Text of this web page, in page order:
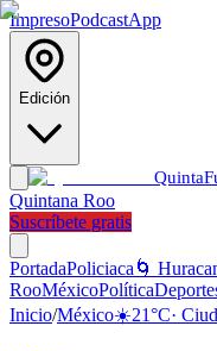
ImpresoPodcastApp
Edición
Quinta
Quintana Roo
Suscríbete gratis
PortadaPoliciaca 🌀
RooMéxicoPolítica
Inicio/México☀️21°C·